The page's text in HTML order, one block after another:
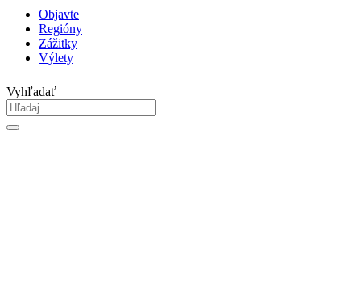
Objavte
Regióny
Zážitky
Výlety
Vyhľadať